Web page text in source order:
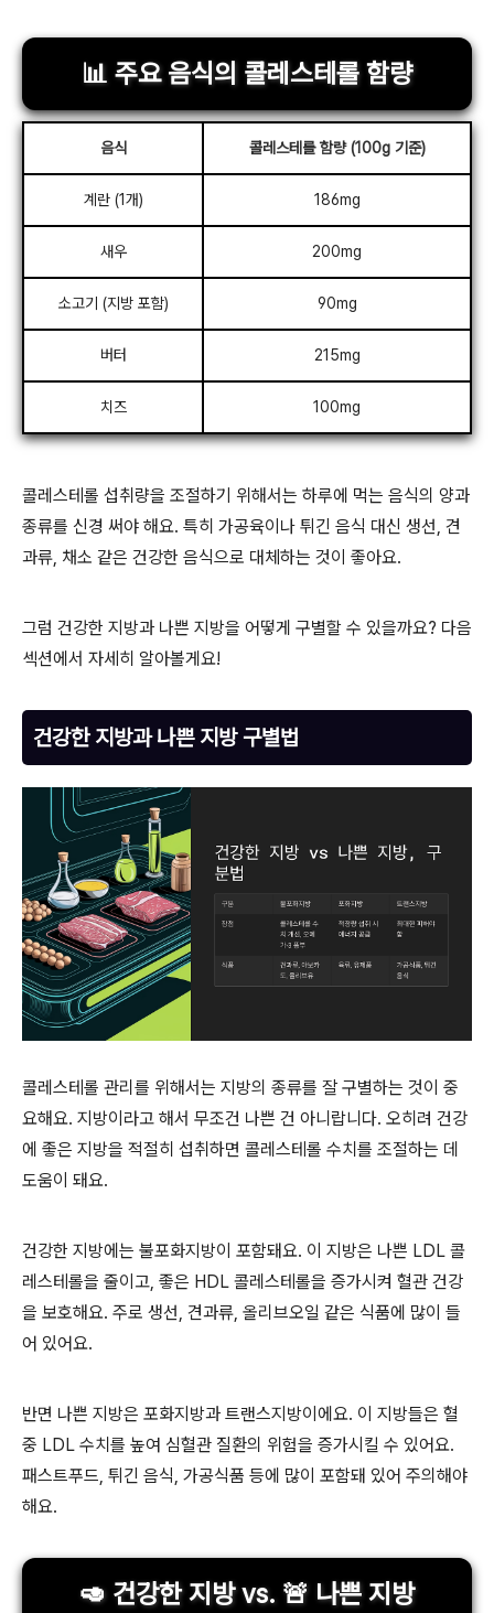
📊 주요 음식의 콜레스테롤 함량
음식 콜레스테롤 함량 (100g 기준)
계란 (1개) 186mg
새우 200mg
소고기 (지방 포함) 90mg
버터 215mg
치즈 100mg
콜레스테롤 섭취량을 조절하기 위해서는 하루에 먹는 음식의 양과
종류를 신경 써야 해요. 특히 가공육이나 튀긴 음식 대신 생선, 견
과류, 채소 같은 건강한 음식으로 대체하는 것이 좋아요.
그럼 건강한 지방과 나쁜 지방을 어떻게 구별할 수 있을까요? 다음
섹션에서 자세히 알아볼게요!
건강한 지방과 나쁜 지방 구별법
콜레스테롤 관리를 위해서는 지방의 종류를 잘 구별하는 것이 중
요해요. 지방이라고 해서 무조건 나쁜 건 아니랍니다. 오히려 건강
에 좋은 지방을 적절히 섭취하면 콜레스테롤 수치를 조절하는 데
도움이 돼요.
건강한 지방에는 불포화지방이 포함돼요. 이 지방은 나쁜 LDL 콜
레스테롤을 줄이고, 좋은 HDL 콜레스테롤을 증가시켜 혈관 건강
을 보호해요. 주로 생선, 견과류, 올리브오일 같은 식품에 많이 들
어 있어요.
반면 나쁜 지방은 포화지방과 트랜스지방이에요. 이 지방들은 혈
중 LDL 수치를 높여 심혈관 질환의 위험을 증가시킬 수 있어요.
패스트푸드, 튀긴 음식, 가공식품 등에 많이 포함돼 있어 주의해야
해요.
🥑 건강한 지방 vs. 🚨 나쁜 지방